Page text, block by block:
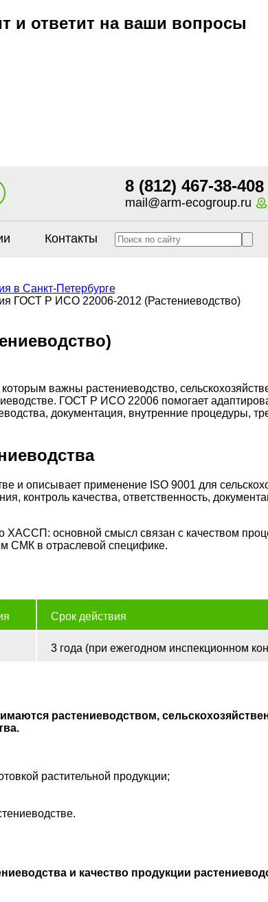
и ответит на ваши вопросы
8 (812) 467-38-40
mail@arm-ecogroup.ru
8
Контакты
в Санкт-Петербурге
ГОСТ Р ИСО 22006-2012 (Растениеводство)
важны растениеводство,
ГОСТ Р ИСО 22006 помогает
документация, внутренние процедуры,
и описывает применение ISO 9001 для
контроль качества, ответственность,
основной смысл связан с качеством
СМК в отраслевой специфике.
Срок действия
3 года (при ежегодном инспекционном
растениеводством,
растительной продукции;
и качество продукции